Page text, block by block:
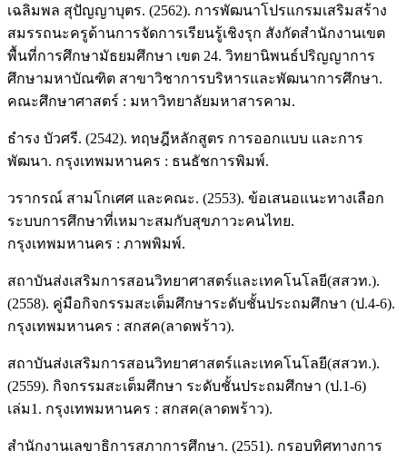
เฉลิมพล สุปัญญาบุตร. (2562). การพัฒนาโปรแกรมเสริมสร้าง
สมรรถนะครูด้านการจัดการเรียนรู้เชิงรุก สังกัดสำนักงานเขต
พื้นที่การศึกษามัธยมศึกษา เขต 24. วิทยานิพนธ์ปริญญาการ
ศึกษามหาบัณฑิต สาขาวิชาการบริหารและพัฒนาการศึกษา.
คณะศึกษาศาสตร์ : มหาวิทยาลัยมหาสารคาม.
ธำรง บัวศรี. (2542). ทฤษฎีหลักสูตร การออกแบบ และการ
พัฒนา. กรุงเทพมหานคร : ธนธัชการพิมพ์.
วรากรณ์ สามโกเศศ และคณะ. (2553). ข้อเสนอแนะทางเลือก
ระบบการศึกษาที่เหมาะสมกับสุขภาวะคนไทย.
กรุงเทพมหานคร : ภาพพิมพ์.
สถาบันส่งเสริมการสอนวิทยาศาสตร์และเทคโนโลยี(สสวท.).
(2558). คู่มือกิจกรรมสะเต็มศึกษาระดับชั้นประถมศึกษา (ป.4-6).
กรุงเทพมหานคร : สกสค(ลาดพร้าว).
สถาบันส่งเสริมการสอนวิทยาศาสตร์และเทคโนโลยี(สสวท.).
(2559). กิจกรรมสะเต็มศึกษา ระดับชั้นประถมศึกษา (ป.1-6)
เล่ม1. กรุงเทพมหานคร : สกสค(ลาดพร้าว).
สำนักงานเลขาธิการสภาการศึกษา. (2551). กรอบทิศทางการ